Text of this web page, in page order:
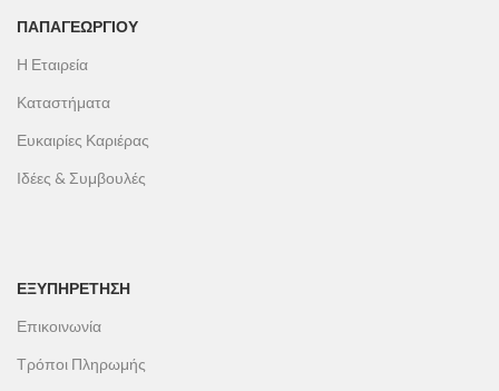
ΠΑΠΑΓΕΩΡΓΊΟΥ
Η Εταιρεία
Καταστήματα
Ευκαιρίες Καριέρας
Ιδέες & Συμβουλές
ΕΞΥΠΗΡΕΤΗΣΗ
Επικοινωνία
Τρόποι Πληρωμής